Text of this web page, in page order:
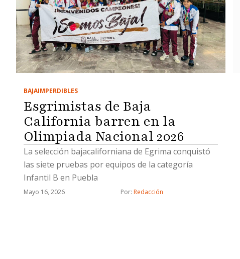
BAJAIMPERDIBLES
Esgrimistas de Baja
California barren en la
Olimpiada Nacional 2026
La selección bajacaliforniana de Egrima conquistó
las siete pruebas por equipos de la categoría
Infantil B en Puebla
Mayo 16, 2026 Por: Redacción